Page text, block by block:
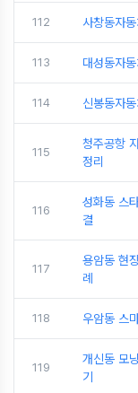
112 사창동자
113 대성동자
114 신봉동자
115
청주공항
정리
116
성화동 스
결
117
용암동 현
례
118 우암동 스
119
개신동 모
기